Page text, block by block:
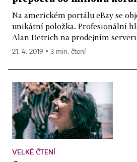
Na americkém portálu eBay se
unikátní položka. Profesionální
Alan Detrich na prodejním
21. 4. 2019 ▪ 3 min. čtení
VELKÉ ČTENÍ